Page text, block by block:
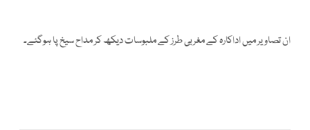
ان تصاویر میں اداکارہ کے مغربی طرز کے ملبوسات دیکھ کر مداح سیخ پا ہوگئے۔